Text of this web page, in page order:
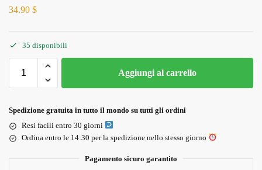
34.90 $
35 disponibili
Aggiungi al carrello
Spedizione gratuita in tutto il mondo su tutti gli ordini
Resi facili entro 30 giorni
Ordina entro le 14:30 per la spedizione nello stesso giorno
Pagamento sicuro garantito